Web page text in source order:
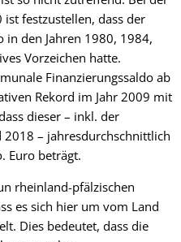
festzustellen, dass der
in den Jahren 1980, 1984,
Vorzeichen hatte.
Finanzierungssaldo ab
Rekord im Jahr 2009 mit
dieser – inkl. der
– jahresdurchschnittlich
Euro beträgt.
rheinland-pfälzischen
es sich hier um vom Land
Dies bedeutet, dass die